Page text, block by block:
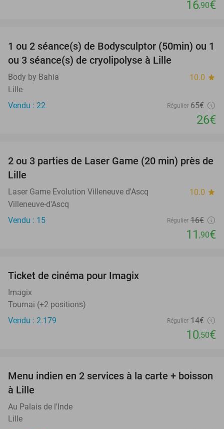
16,90€
60%
1 ou 2 séance(s) de Bodysculptor (50min) ou 1
ou 3 séance(s) de cryolipolyse à Lille
Body by Bahia 10.0 star
Lille
Vendu : 22
Régulier 65€
26€
26%
2 ou 3 parties de Laser Game (20 min) près de
Lille
Laser Game Evolution Villeneuve d'Ascq 10.0 star
Villeneuve-d'Ascq
Vendu : 15
Régulier 16€
11 ,90€
Ticket de cinéma pour Imagix
Imagix
Tournai (+2 positions)
Vendu : 2.179
Régulier 14€
10,50€
37%
Menu indien en 2 services à la carte + boisson
à Lille
Au Palais de l'Inde
Lille